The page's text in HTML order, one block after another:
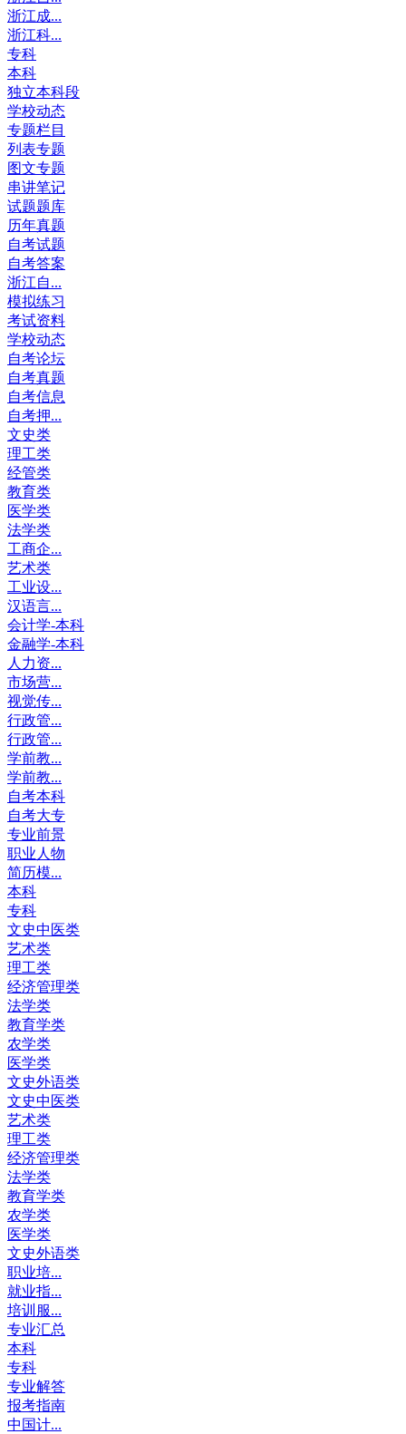
浙江成...
浙江科...
专科
本科
独立本科段
学校动态
专题栏目
列表专题
图文专题
串讲笔记
试题题库
历年真题
自考试题
自考答案
浙江自...
模拟练习
考试资料
学校动态
自考论坛
自考真题
自考信息
自考押...
文史类
理工类
经管类
教育类
医学类
法学类
工商企...
艺术类
工业设...
汉语言...
会计学-本科
金融学-本科
人力资...
市场营...
视觉传...
行政管...
行政管...
学前教...
学前教...
自考本科
自考大专
专业前景
职业人物
简历模...
本科
专科
文史中医类
艺术类
理工类
经济管理类
法学类
教育学类
农学类
医学类
文史外语类
文史中医类
艺术类
理工类
经济管理类
法学类
教育学类
农学类
医学类
文史外语类
职业培...
就业指...
培训服...
专业汇总
本科
专科
专业解答
报考指南
中国计...